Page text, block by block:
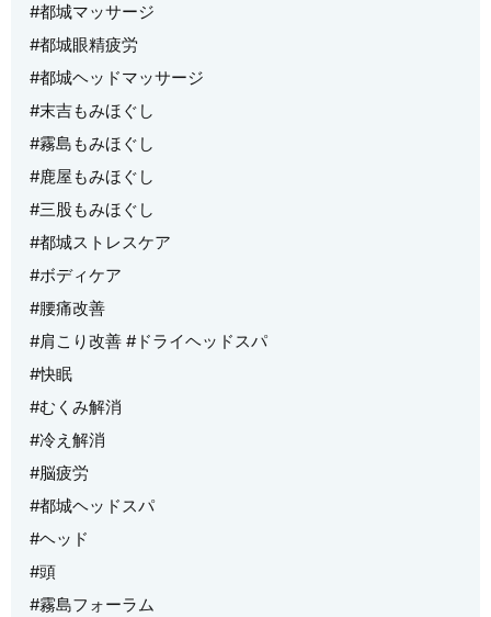
#都城マッサージ
#都城眼精疲労
#都城ヘッドマッサージ
#末吉もみほぐし
#霧島もみほぐし
#鹿屋もみほぐし
#三股もみほぐし
#都城ストレスケア
#ボディケア
#腰痛改善
#肩こり改善 #ドライヘッドスパ
#快眠
#むくみ解消
#冷え解消
#脳疲労
#都城ヘッドスパ
#ヘッド
#頭
#霧島フォーラム